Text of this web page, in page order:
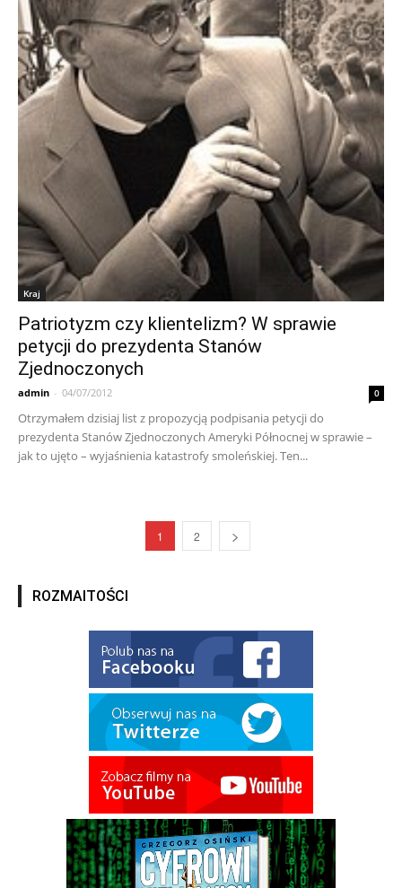
Kraj
Patriotyzm czy klientelizm? W sprawie
petycji do prezydenta Stanów
Zjednoczonych
admin - 04/07/2012 0
Otrzymałem dzisiaj list z propozycją podpisania petycji do
prezydenta Stanów Zjednoczonych Ameryki Północnej w sprawie –
jak to ujęto – wyjaśnienia katastrofy smoleńskiej. Ten...
1 2
ROZMAITOŚCI